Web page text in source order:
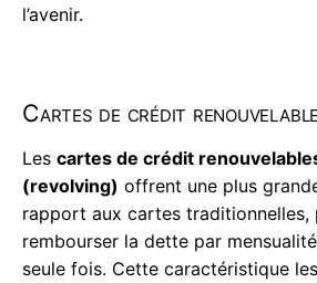
l’avenir.
Cartes de crédit
Les cartes de crédit
(revolving) offrent une plus
rapport aux cartes traditionnelles,
rembourser la dette par
seule fois. Cette caractéristique